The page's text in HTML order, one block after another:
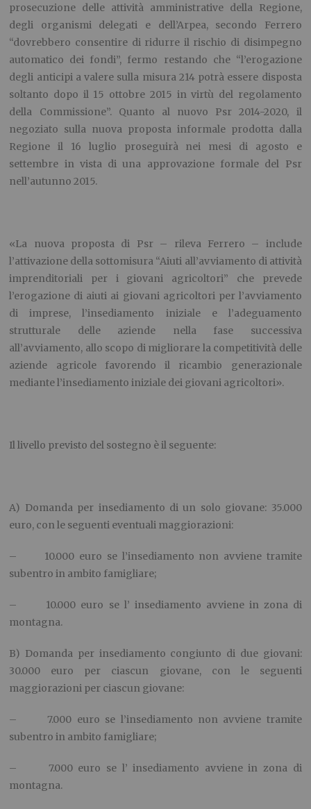
prosecuzione delle attività amministrative della Regione,
degli organismi delegati e dell’Arpea, secondo Ferrero
“dovrebbero consentire di ridurre il rischio di disimpegno
automatico dei fondi”, fermo restando che “l’erogazione
degli anticipi a valere sulla misura 214 potrà essere disposta
soltanto dopo il 15 ottobre 2015 in virtù del regolamento
della Commissione”. Quanto al nuovo Psr 2014-2020, il
negoziato sulla nuova proposta informale prodotta dalla
Regione il 16 luglio proseguirà nei mesi di agosto e
settembre in vista di una approvazione formale del Psr
nell’autunno 2015.
«La nuova proposta di Psr – rileva Ferrero – include
l’attivazione della sottomisura “Aiuti all’avviamento di attività
imprenditoriali per i giovani agricoltori” che prevede
l’erogazione di aiuti ai giovani agricoltori per l’avviamento
di imprese, l’insediamento iniziale e l’adeguamento
strutturale delle aziende nella fase successiva
all’avviamento, allo scopo di migliorare la competitività delle
aziende agricole favorendo il ricambio generazionale
mediante l’insediamento iniziale dei giovani agricoltori».
Il livello previsto del sostegno è il seguente:
A) Domanda per insediamento di un solo giovane: 35.000
euro, con le seguenti eventuali maggiorazioni:
– 10.000 euro se l’insediamento non avviene tramite
subentro in ambito famigliare;
– 10.000 euro se l’ insediamento avviene in zona di
montagna.
B) Domanda per insediamento congiunto di due giovani:
30.000 euro per ciascun giovane, con le seguenti
maggiorazioni per ciascun giovane:
– 7.000 euro se l’insediamento non avviene tramite
subentro in ambito famigliare;
– 7.000 euro se l’ insediamento avviene in zona di
montagna.